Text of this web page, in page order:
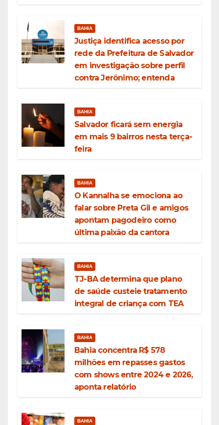
BAHIA
Justiça identifica acesso por
rede da Prefeitura de Salvador
em investigação sobre perfil
contra Jerônimo; entenda
BAHIA
Salvador ficará sem energia
em mais 9 bairros nesta terça-
feira
BAHIA
O Kannalha se emociona ao
falar sobre Preta Gil e amigos
apontam pagodeiro como
última paixão da cantora
BAHIA
TJ-BA determina que plano
de saúde custeie tratamento
integral de criança com TEA
BAHIA
Bahia concentra R$ 578
milhões em repasses gastos
com shows entre 2024 e 2026,
aponta relatório
BAHIA